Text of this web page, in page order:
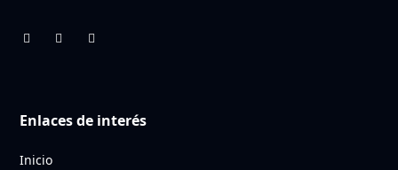
Enlaces de interés
Inicio